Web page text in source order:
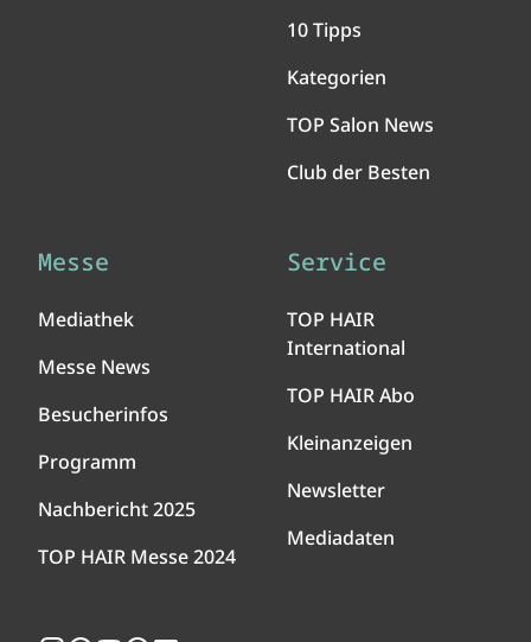
10 Tipps
Kategorien
TOP Salon News
Club der Besten
Messe
Mediathek
Messe News
Besucherinfos
Programm
Nachbericht 2025
TOP HAIR Messe 2024
Service
TOP HAIR
International
TOP HAIR Abo
Kleinanzeigen
Newsletter
Mediadaten